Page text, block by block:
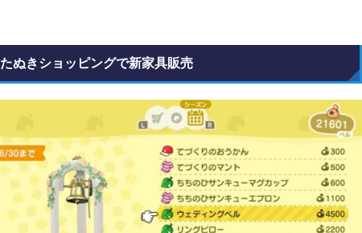
たぬきショッピングで新家具販売